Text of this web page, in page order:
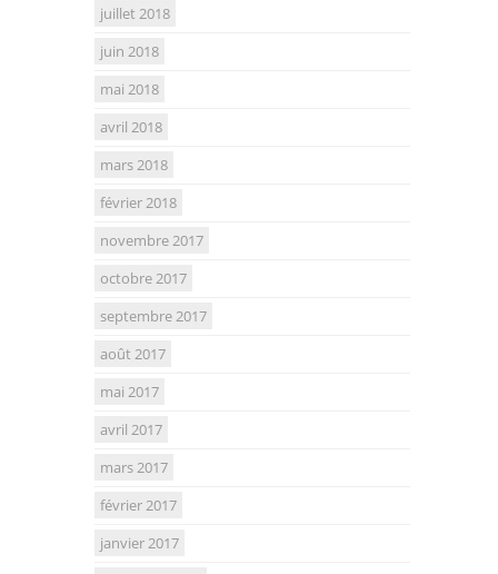
juillet 2018
juin 2018
mai 2018
avril 2018
mars 2018
février 2018
novembre 2017
octobre 2017
septembre 2017
août 2017
mai 2017
avril 2017
mars 2017
février 2017
janvier 2017